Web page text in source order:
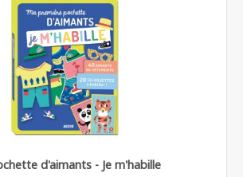
d'aimants - Je m'habille